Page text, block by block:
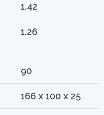
1.42
1.26
90
166 x 100 x 25